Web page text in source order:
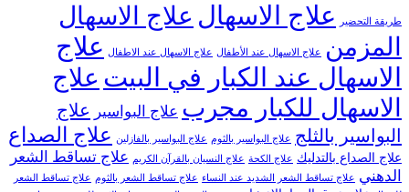
طريقة التحضير علاج الاسهال علاج الاسهال
المزمن
علاج الاسهال عند الأطفال علاج الاسهال عند الاطفال علاج
الاسهال عند الكبار في البيت علاج
الاسهال للكبار مجرب علاج البواسير علاج
البواسير بالثلج علاج البواسير بالثوم علاج البواسير بالفازلين علاج الصداع
علاج الصداع بالتدليك علاج الكحة علاج النسيان بالقرآن الكريم علاج تساقط الشعر
الدهني علاج تساقط الشعر الشديد عند النساء علاج تساقط الشعر بالثوم علاج تساقط الشعر